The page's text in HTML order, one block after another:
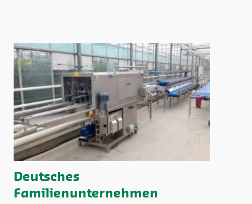
Deutsches
Familienunternehmen